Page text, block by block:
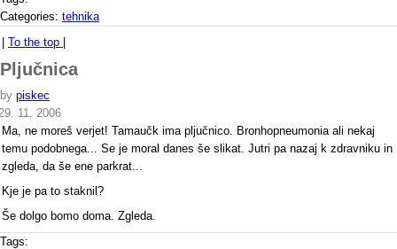
Categories: tehnika
To the top
Pljučnica
by piskec
11. 2006
Ma, ne moreš verjet! Tamaučk ima pljučnico. Bronhopneumonia ali nekaj
temu podobnega... Se je moral danes še slikat. Jutri pa nazaj k zdravniku in
zgleda, da še ene parkrat...
Kje je pa to staknil?
Še dolgo bomo doma. Zgleda.
Tags: